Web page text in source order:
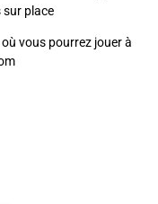
sur place
vous pourrez jouer à